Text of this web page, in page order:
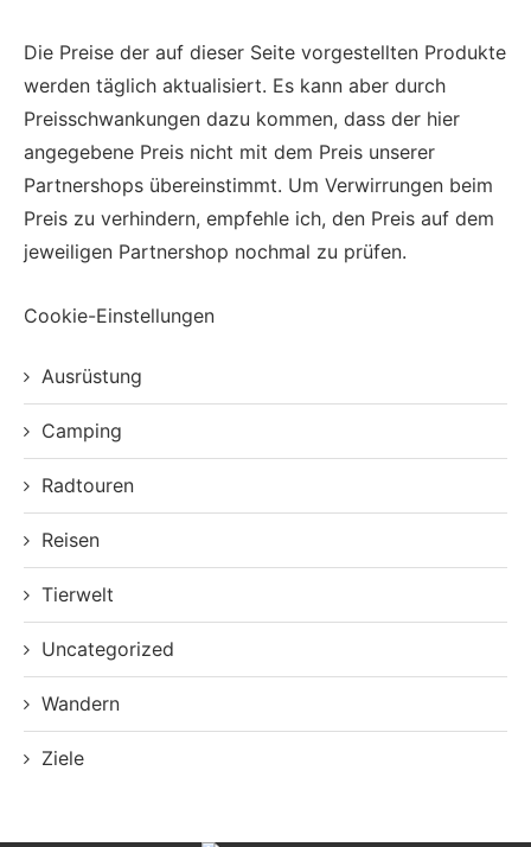
Die Preise der auf dieser Seite vorgestellten Produkte
werden täglich aktualisiert. Es kann aber durch
Preisschwankungen dazu kommen, dass der hier
angegebene Preis nicht mit dem Preis unserer
Partnershops übereinstimmt. Um Verwirrungen beim
Preis zu verhindern, empfehle ich, den Preis auf dem
jeweiligen Partnershop nochmal zu prüfen.
Cookie-Einstellungen
Ausrüstung
Camping
Radtouren
Reisen
Tierwelt
Uncategorized
Wandern
Ziele